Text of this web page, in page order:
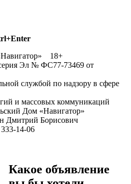
18+
Эл № ФС77-73469 от
службой по надзору в сфере
и массовых коммуникаций
Дом «Навигатор»
Дмитрий Борисович
14-06
Какое объявление